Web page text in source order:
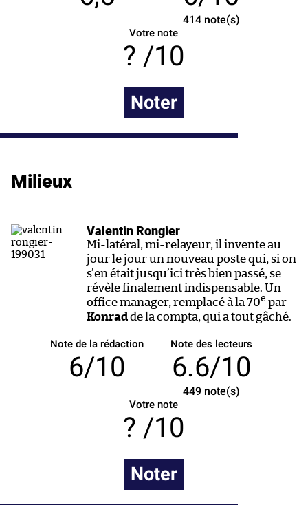
414note(s)
Votre note
/10
Noter
Milieux
Valentin Rongier
Mi-latéral, mi-relayeur, il invente au
jour le jour un nouveau poste qui, si on
s’en était jusqu’ici très bien passé, se
révèle finalement indispensable. Un
office manager, remplacé à la 70e par
Konradde la compta, qui a tout gâché.
Note de la rédaction
6/10
Note des lecteurs
6.6/10
449note(s)
Votre note
/10
Noter